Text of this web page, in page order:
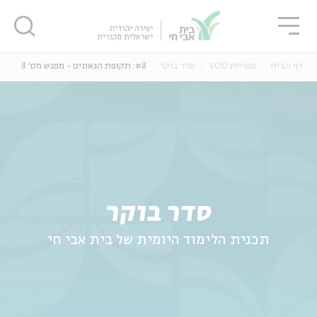
סדר בוקר
תכנית הלימוד היומית של בית אבי חי
דף הבית ספריית VOD סדר בוקר #8: תקופת הגאונים - מפגש מס' 8
סגור